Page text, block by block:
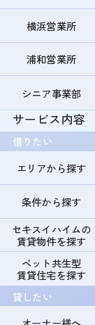
横浜営業所
浦和営業所
シニア事業部
サービス内容
借りたい
エリアから探す
条件から探す
セキスイハイムの
賃貸物件を探す
ペット共生型
賃貸住宅を探す
貸したい